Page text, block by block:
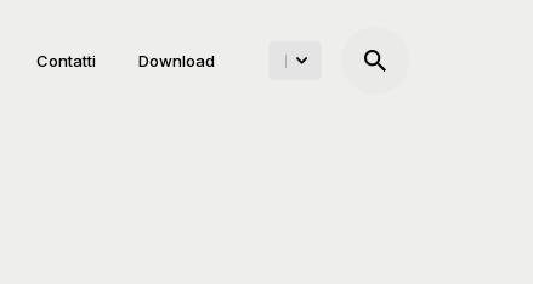
Contatti Download